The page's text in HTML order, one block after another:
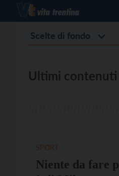
Scelte di fondo
Ultimi contenuti
Niente da fare